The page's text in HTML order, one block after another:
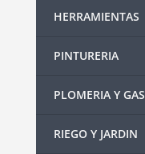
HERRAMIENTAS
PINTURERIA
PLOMERIA Y GAS
RIEGO Y JARDIN